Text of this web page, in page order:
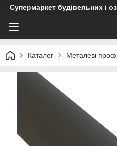
Супермаркет будівельних і
Каталог Металеві